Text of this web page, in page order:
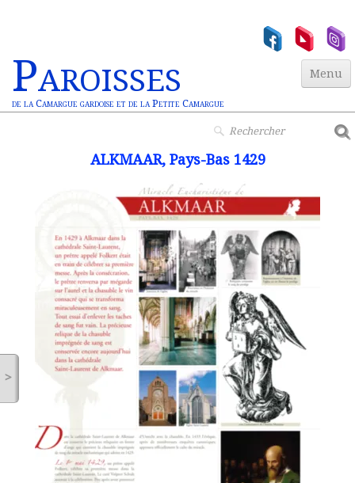
Paroisses
de la Camargue gardoise et de la Petite Camargue
Menu
Jeunesse▼
Vie Chrétienne
Miracles Euchar.
Contact
>
ALKMAAR, Pays-Bas 1429